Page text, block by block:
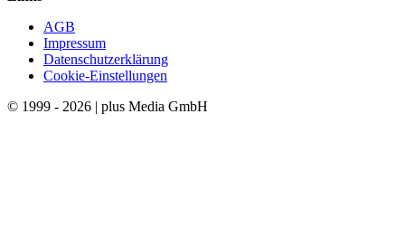
AGB
Impressum
Datenschutzerklärung
Cookie-Einstellungen
© 1999 - 2026 | plus Media GmbH